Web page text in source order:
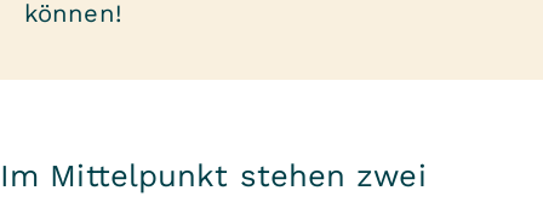
können!
Im Mittelpunkt stehen zwei